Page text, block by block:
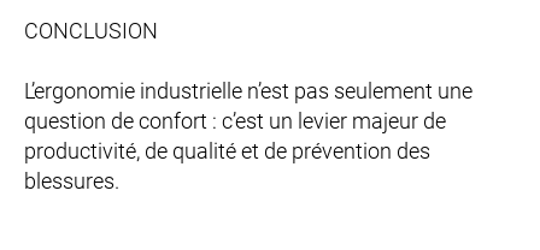
CONCLUSION
L’ergonomie industrielle n’est pas seulement une
question de confort : c’est un levier majeur de
productivité, de qualité et de prévention des
blessures.